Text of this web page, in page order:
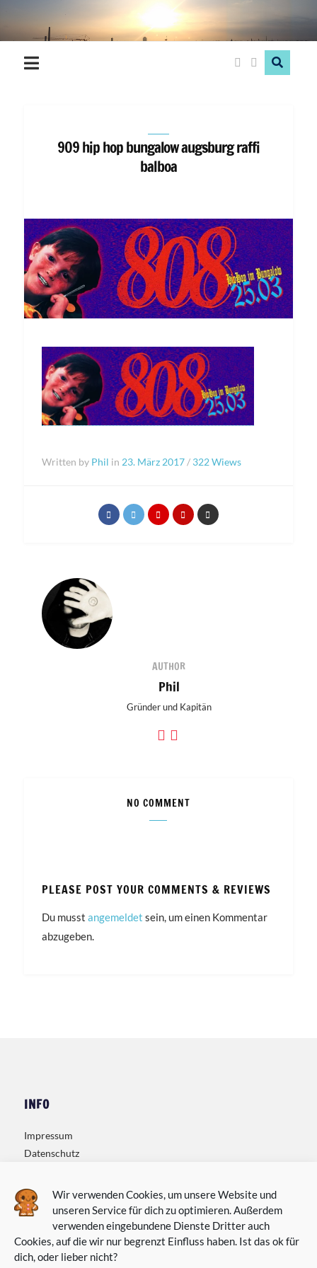
Wir verwenden Cookies, um unsere Website und
unseren Service für dich zu optimieren. Außerdem
verwenden eingebundene Dienste Dritter auch
Cookies, auf die wir nur begrenzt Einfluss haben. Ist das ok für
dich, oder lieber nicht?
Hood
909 hip hop bungalow augsburg raffi
balboa
Written by Phil in 23. März 2017/ 322 Wiews
AUTHOR
Phil
Gründer und Kapitän
NO COMMENT
PLEASE POST YOUR COMMENTS & REVIEWS
Du musst angemeldet sein, um einen Kommentar
abzugeben.
INFO
Impressum
Datenschutz